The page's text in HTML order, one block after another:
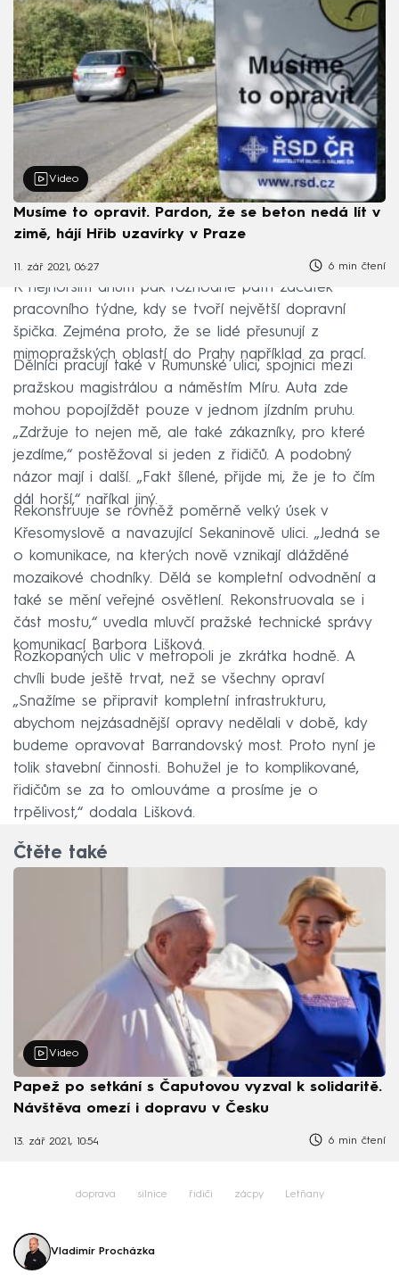
Video
Musíme to opravit. Pardon, že se beton nedá lít v
zimě, hájí Hřib uzavírky v Praze
11. zář 2021, 06:27 6 min čtení
K nejhorším dnům pak rozhodně patří začátek
pracovního týdne, kdy se tvoří největší dopravní
špička. Zejména proto, že se lidé přesunují z
mimopražských oblastí do Prahy například za prací.
Dělníci pracují také v Rumunské ulici, spojnici mezi
pražskou magistrálou a náměstím Míru. Auta zde
mohou popojíždět pouze v jednom jízdním pruhu.
„Zdržuje to nejen mě, ale také zákazníky, pro které
jezdíme,“ postěžoval si jeden z řidičů. A podobný
názor mají i další. „Fakt šílené, přijde mi, že je to čím
dál horší,“ naříkal jiný.
Rekonstruuje se rovněž poměrně velký úsek v
Křesomyslově a navazující Sekaninově ulici. „Jedná se
o komunikace, na kterých nově vznikají dlážděné
mozaikové chodníky. Dělá se kompletní odvodnění a
také se mění veřejné osvětlení. Rekonstruovala se i
část mostu,“ uvedla mluvčí pražské technické správy
komunikací Barbora Lišková.
Rozkopaných ulic v metropoli je zkrátka hodně. A
chvíli bude ještě trvat, než se všechny opraví
„Snažíme se připravit kompletní infrastrukturu,
abychom nejzásadnější opravy nedělali v době, kdy
budeme opravovat Barrandovský most. Proto nyní je
tolik stavební činnosti. Bohužel je to komplikované,
řidičům se za to omlouváme a prosíme je o
trpělivost,“ dodala Lišková.
Čtěte také
Video
Papež po setkání s Čaputovou vyzval k solidaritě.
Návštěva omezí i dopravu v Česku
13. zář 2021, 10:54 6 min čtení
doprava silnice řidiči zácpy Letňany
Vladimír Procházka